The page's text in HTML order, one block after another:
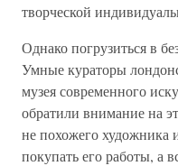
творческой
Однако погрузиться в
Умные кураторы
музея современного
обратили внимание на
не похожего художника
покупать его работы, а